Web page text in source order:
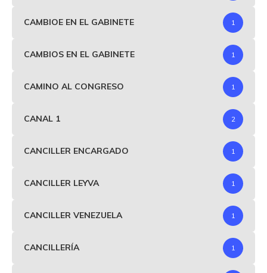
CAMBIOE EN EL GABINETE 1
CAMBIOS EN EL GABINETE 1
CAMINO AL CONGRESO 1
CANAL 1 2
CANCILLER ENCARGADO 1
CANCILLER LEYVA 1
CANCILLER VENEZUELA 1
CANCILLERÍA 1